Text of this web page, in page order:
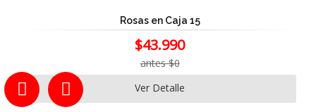
Rosas en Caja 15
$43.990
antes $0
Ver Detalle